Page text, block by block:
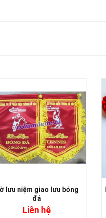
lưu niệm giao lưu bóng
đá
Liên hệ